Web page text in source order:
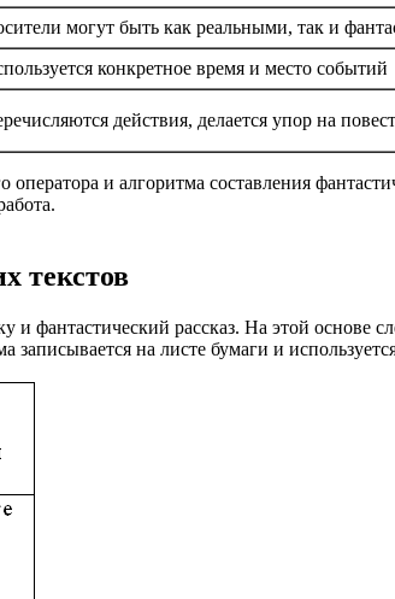
могут быть как реальными, так и
конкретное время и место событий
действия, делается упор на
и алгоритма составления
текстов
фантастический рассказ. На этой основе
записывается на листе бумаги и